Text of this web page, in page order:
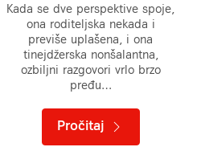
Kada se dve perspektive spoje,
ona roditeljska nekada i
previše uplašena, i ona
tinejdžerska nonšalantna,
ozbiljni razgovori vrlo brzo
pređu…
Pročitaj